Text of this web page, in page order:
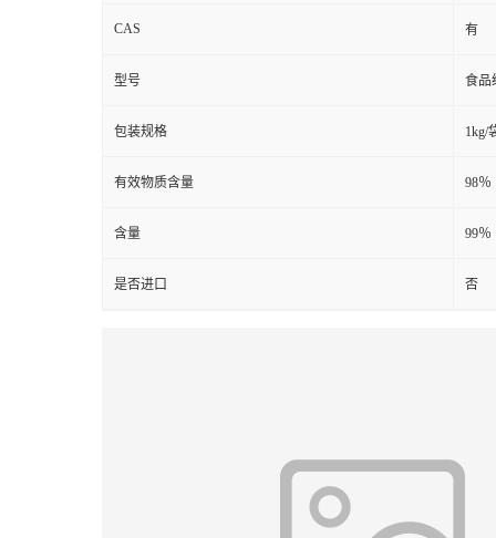
CAS 有
型号 食品
包装规格 1kg/
有效物质含量 98％
含量 99％
是否进口 否